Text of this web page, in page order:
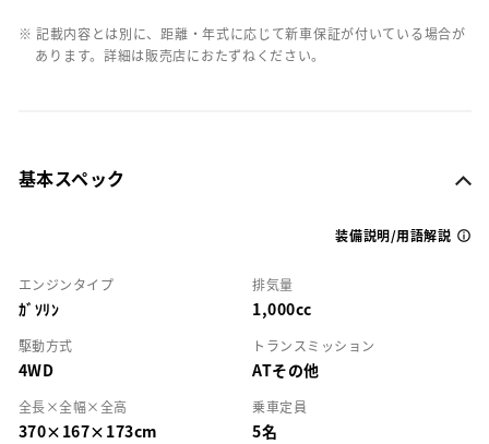
※ 記載内容とは別に、距離・年式に応じて新車保証が付いている場合が
あります。詳細は販売店におたずねください。
基本スペック
装備説明/用語解説
エンジンタイプ
ｶﾞｿﾘﾝ
排気量
1,000cc
駆動方式
4WD
トランスミッション
ATその他
全長×全幅×全高
370×167×173cm
乗車定員
5名